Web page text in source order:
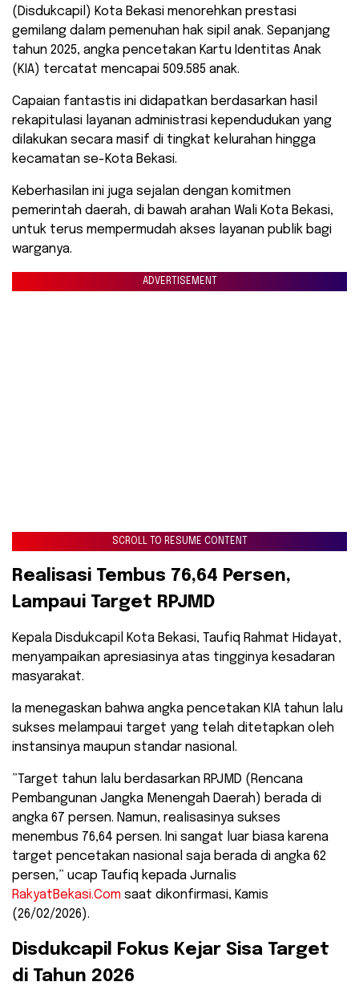
(Disdukcapil) Kota Bekasi menorehkan prestasi
gemilang dalam pemenuhan hak sipil anak. Sepanjang
tahun 2025, angka pencetakan Kartu Identitas Anak
(KIA) tercatat mencapai 509.585 anak.
​Capaian fantastis ini didapatkan berdasarkan hasil
rekapitulasi layanan administrasi kependudukan yang
dilakukan secara masif di tingkat kelurahan hingga
kecamatan se-Kota Bekasi.
Keberhasilan ini juga sejalan dengan komitmen
pemerintah daerah, di bawah arahan Wali Kota Bekasi,
untuk terus mempermudah akses layanan publik bagi
warganya.
ADVERTISEMENT
SCROLL TO RESUME CONTENT
​Realisasi Tembus 76,64 Persen,
Lampaui Target RPJMD
​Kepala Disdukcapil Kota Bekasi, Taufiq Rahmat Hidayat,
menyampaikan apresiasinya atas tingginya kesadaran
masyarakat.
Ia menegaskan bahwa angka pencetakan KIA tahun lalu
sukses melampaui target yang telah ditetapkan oleh
instansinya maupun standar nasional.
​”Target tahun lalu berdasarkan RPJMD (Rencana
Pembangunan Jangka Menengah Daerah) berada di
angka 67 persen. Namun, realisasinya sukses
menembus 76,64 persen. Ini sangat luar biasa karena
target pencetakan nasional saja berada di angka 62
persen,” ucap Taufiq kepada Jurnalis
RakyatBekasi.Com saat dikonfirmasi, Kamis
(26/02/2026).
​Disdukcapil Fokus Kejar Sisa Target
di Tahun 2026